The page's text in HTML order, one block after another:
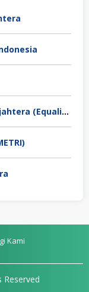
PT Equalindo Makmur Alam Sejahtera (Equalindo Group)
Kami
Reserved